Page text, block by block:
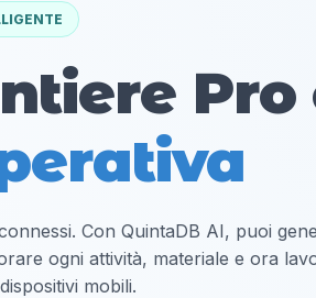
Con QuintaDB AI, puoi
ogni attività, materiale e ora
mobili.